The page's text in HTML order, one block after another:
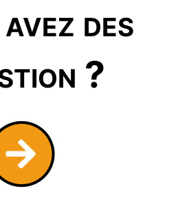
des
?